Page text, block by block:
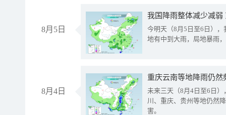
8月5日
我国降雨整体减少减弱
今明天（8月5日至6日）
地有中到大雨，局地暴雨
8月4日
重庆云南等地降雨仍然
未来三天（8月4日至6日
川、重庆、贵州等地仍然
害。